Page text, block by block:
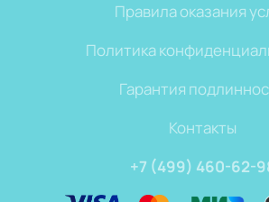
Правила оказания
Политика
Гарантия
Контакты
+7 (499) 460-62-